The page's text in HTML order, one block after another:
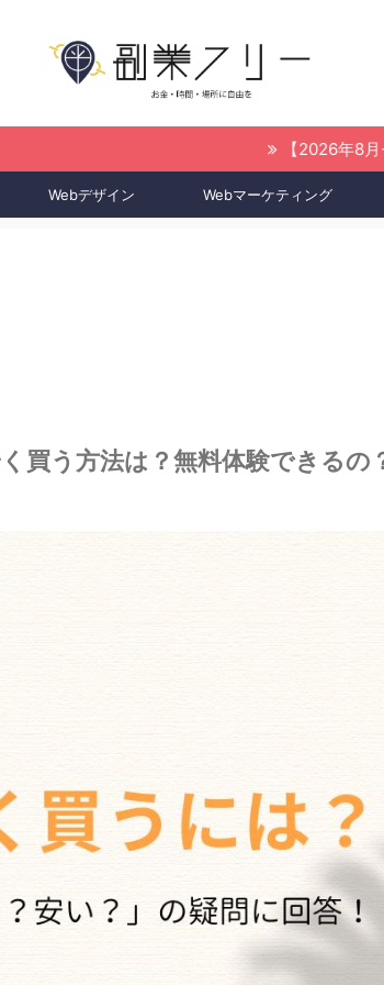
【2026年8月セール情報は
Webデザイン Webマーケティング
買う方法は？無料体験できるの